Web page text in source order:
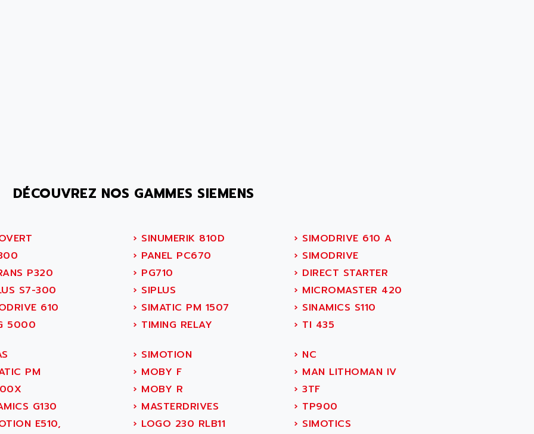
DÉCOUVREZ NOS GAMMES SIEMENS
› SINUMERIK 810D › SIMODRIVE 610 A
› PANEL PC670 › SIMODRIVE
P320 › PG710 › DIRECT STARTER
S7-300 › SIPLUS › MICROMASTER 420
610 › SIMATIC PM 1507 › SINAMICS S110
5000 › TIMING RELAY › TI 435
› SIMOTION › NC
PM › MOBY F › MAN LITHOMAN IV
› MOBY R › 3TF
G130 › MASTERDRIVES › TP900
E510, › LOGO 230 RLB11 › SIMOTICS